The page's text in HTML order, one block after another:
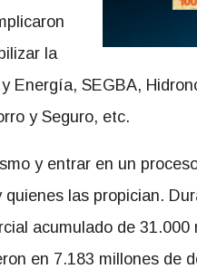
la
Energía, SEGBA,
y Seguro, etc.
y entrar en un
las propician.
acumulado de 31.000
en 7.183 millones de